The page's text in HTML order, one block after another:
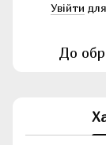
Увійти
До